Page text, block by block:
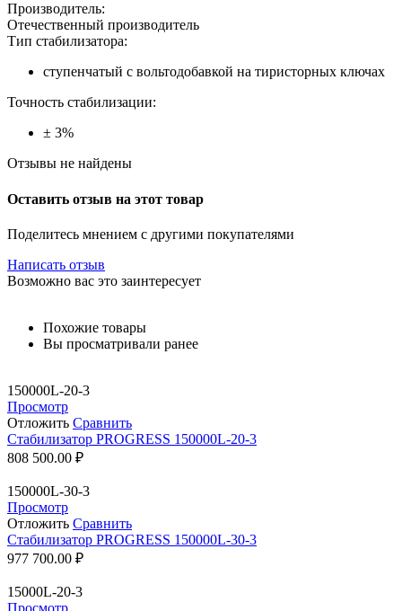
Производитель:
Отечественный производитель
Тип стабилизатора:
ступенчатый с вольтодобавкой на тиристорных ключах
Точность стабилизации:
± 3%
Отзывы не найдены
Оставить отзыв на этот товар
Поделитесь мнением с другими покупателями
Написать отзыв
Возможно вас это заинтересует
Похожие товары
Вы просматривали ранее
150000L-20-3
Просмотр
Отложить Сравнить
Стабилизатор PROGRESS 150000L-20-3
808 500.00 ₽
150000L-30-3
Просмотр
Отложить Сравнить
Стабилизатор PROGRESS 150000L-30-3
977 700.00 ₽
15000L-20-3
Просмотр